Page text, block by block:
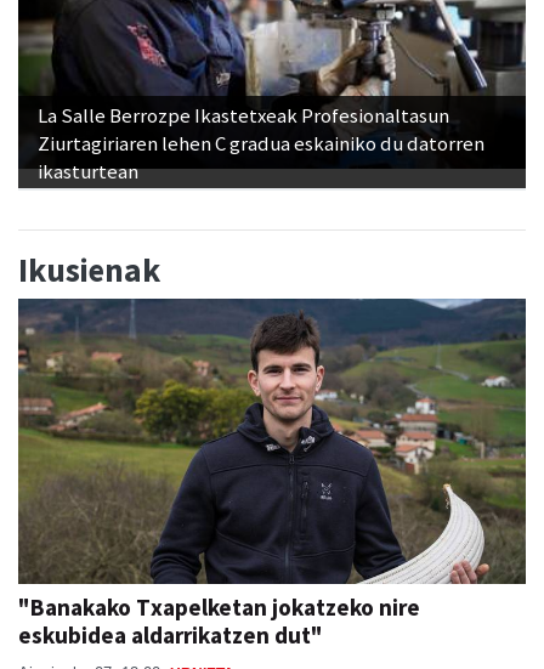
La Salle Berrozpe Ikastetxeak Profesionaltasun
Ziurtagiriaren lehen C gradua eskainiko du datorren
ikasturtean
Ikusienak
"Banakako Txapelketan jokatzeko nire
eskubidea aldarrikatzen dut"